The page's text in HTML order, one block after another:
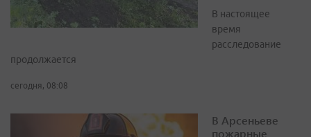
В настоящее
время
расследование
продолжается
сегодня, 08:08
В Арсеньеве
пожарные